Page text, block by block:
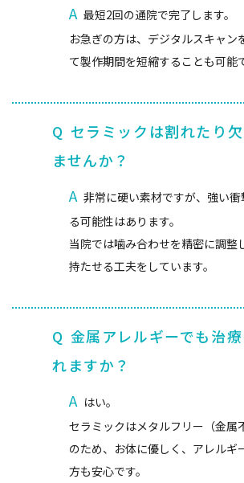
A 最短2回の通院で完了します。
お急ぎの方は、デジタルスキャン
て製作期間を短縮することも可能
Q セラミックは割れたり
ませんか？
A 非常に硬い素材ですが、強い
る可能性はあります。
当院では噛み合わせを精密に調整
持たせる工夫をしています。
Q 金属アレルギーでも治
れますか？
A はい。
セラミックはメタルフリー（金属
のため、お体に優しく、アレルギ
方も安心です。